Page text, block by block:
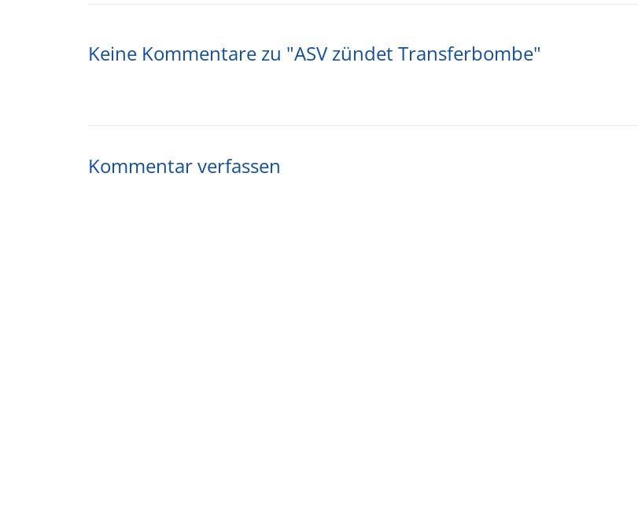
Keine Kommentare zu "ASV zündet Transferbombe"
Kommentar verfassen